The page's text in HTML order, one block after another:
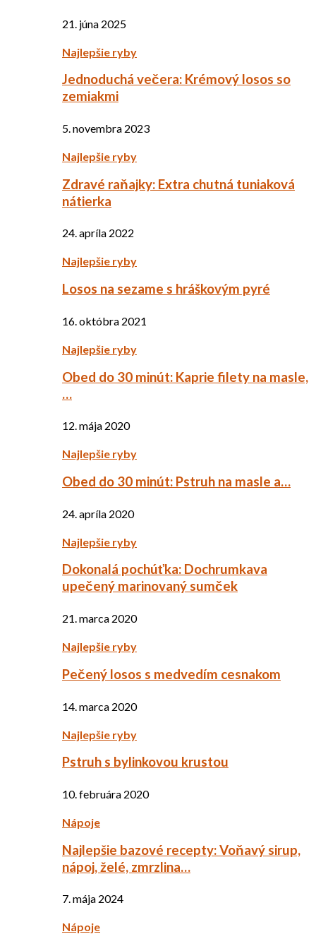
21. júna 2025
Najlepšie ryby
Jednoduchá večera: Krémový losos so
zemiakmi
5. novembra 2023
Najlepšie ryby
Zdravé raňajky: Extra chutná tuniaková
nátierka
24. apríla 2022
Najlepšie ryby
Losos na sezame s hráškovým pyré
16. októbra 2021
Najlepšie ryby
Obed do 30 minút: Kaprie filety na masle,
…
12. mája 2020
Najlepšie ryby
Obed do 30 minút: Pstruh na masle a…
24. apríla 2020
Najlepšie ryby
Dokonalá pochúťka: Dochrumkava
upečený marinovaný sumček
21. marca 2020
Najlepšie ryby
Pečený losos s medvedím cesnakom
14. marca 2020
Najlepšie ryby
Pstruh s bylinkovou krustou
10. februára 2020
Nápoje
Najlepšie bazové recepty: Voňavý sirup,
nápoj, želé, zmrzlina…
7. mája 2024
Nápoje